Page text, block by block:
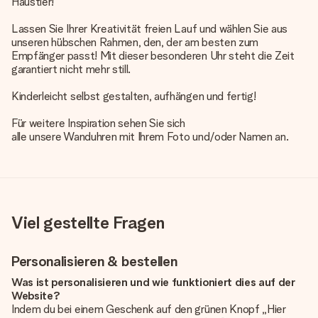
Lassen Sie Ihrer Kreativität freien Lauf und wählen Sie aus
unseren hübschen Rahmen, den, der am besten zum
Empfänger passt! Mit dieser besonderen Uhr steht die Zeit
garantiert nicht mehr still.
Kinderleicht selbst gestalten, aufhängen und fertig!
Für weitere Inspiration sehen Sie sich
alle unsere Wanduhren mit Ihrem Foto und/oder Namen an.
Viel gestellte Fragen
Personalisieren & bestellen
Was ist personalisieren und wie funktioniert dies auf der
Website?
Indem du bei einem Geschenk auf den grünen Knopf „Hier